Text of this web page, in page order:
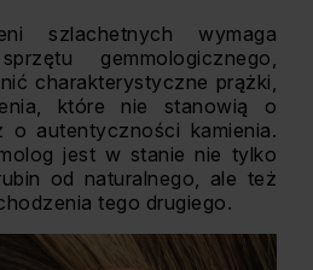
szlachetnych wymaga
gemmologicznego,
charakterystyczne prążki,
które nie stanowią o
o autentyczności kamienia.
jest w stanie nie tylko
od naturalnego, ale też
tego drugiego.